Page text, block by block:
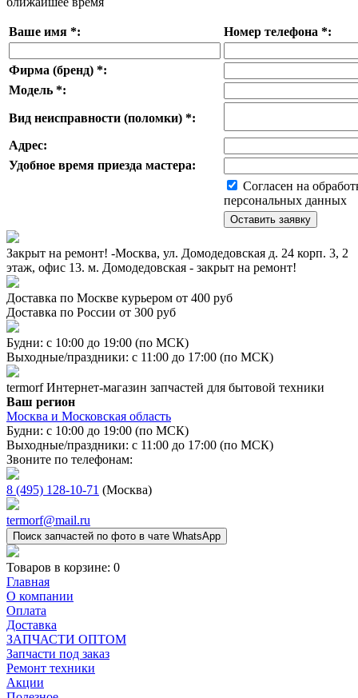
Ваше имя *: Номер телефона *:
Фирма (бренд) *:
Модель *:
Вид неисправности (поломки) *:
Адрес:
Удобное время приезда мастера:
Согласен на
персональных данных
Закрыт на ремонт! -Москва, ул. Домодедовская д. 24 корп. 3, 2
этаж, офис 13. м. Домодедовская - закрыт на ремонт!
Доставка по Москве курьером от 400 руб
Доставка по России от 300 руб
Будни: с 10:00 до 19:00 (по МСК)
Выходные/праздники: с 11:00 до 17:00 (по МСК)
termorf Интернет-магазин запчастей для бытовой техники
Ваш регион
Москва и Московская область
Будни: с 10:00 до 19:00 (по МСК)
Выходные/праздники: с 11:00 до 17:00 (по МСК)
Звоните по телефонам:
8 (495) 128-10-71 (Москва)
termorf@mail.ru
Поиск запчастей по фото в чате WhatsApp
Товаров в корзине: 0
Главная
О компании
Оплата
Доставка
ЗАПЧАСТИ ОПТОМ
Запчасти под заказ
Ремонт техники
Акции